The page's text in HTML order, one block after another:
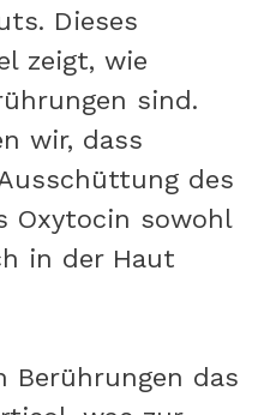
Dieses
zeigt, wie
sind.
wir, dass
des
Oxytocin sowohl
in der Haut
Berührungen das